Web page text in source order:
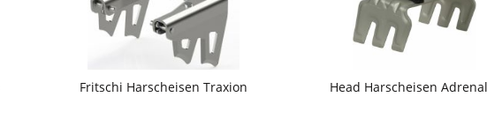
Fritschi Harscheisen Traxion Head Harscheisen